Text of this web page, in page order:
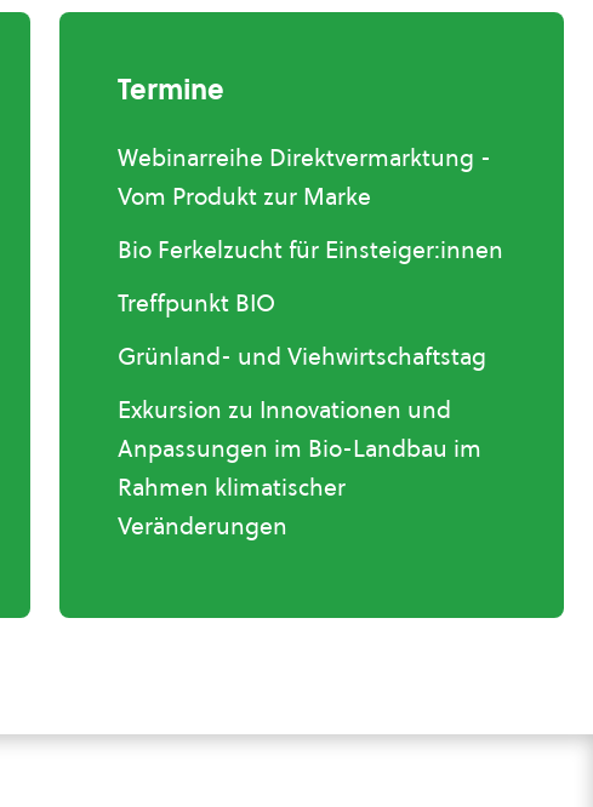
Termine
Webinarreihe Direktvermarktung -
Vom Produkt zur Marke
Bio Ferkelzucht für Einsteiger:innen
Treffpunkt BIO
Grünland- und Viehwirtschaftstag
Exkursion zu Innovationen und
Anpassungen im Bio-Landbau im
Rahmen klimatischer
Veränderungen